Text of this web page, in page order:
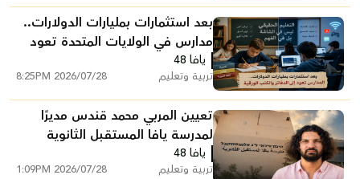
بعد استثمارات بمليارات الدولارات..
مدارس في الولايات المتحدة تعود
إلى الدفاتر والكتب الورقية
يافا 48
تربية وتعليم 2026/07/28 8:25PM
تعيين المربي محمد قندس مديرًا
لمدرسة يافا المستقبل الثانوية
يافا 48
تربية وتعليم 2026/07/28 1:09PM